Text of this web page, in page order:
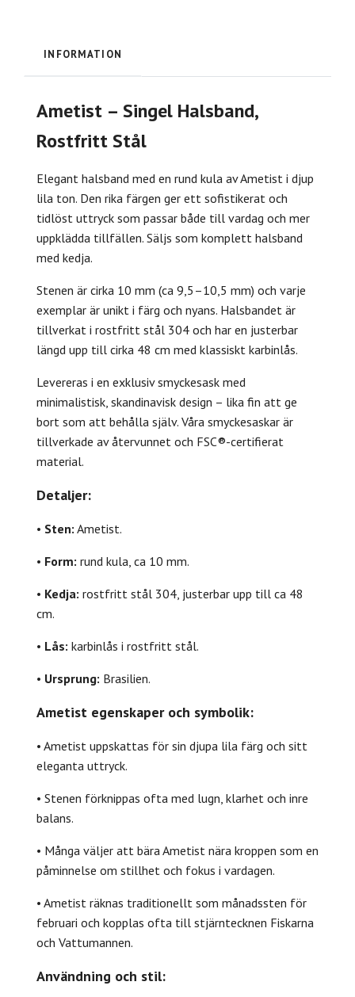
INFORMATION
Ametist – Singel Halsband,
Rostfritt Stål
Elegant halsband med en rund kula av Ametist i djup
lila ton. Den rika färgen ger ett sofistikerat och
tidlöst uttryck som passar både till vardag och mer
uppklädda tillfällen. Säljs som komplett halsband
med kedja.
Stenen är cirka 10 mm (ca 9,5–10,5 mm) och varje
exemplar är unikt i färg och nyans. Halsbandet är
tillverkat i rostfritt stål 304 och har en justerbar
längd upp till cirka 48 cm med klassiskt karbinlås.
Levereras i en exklusiv smyckesask med
minimalistisk, skandinavisk design – lika fin att ge
bort som att behålla själv. Våra smyckesaskar är
tillverkade av återvunnet och FSC®-certifierat
material.
Detaljer:
• Sten: Ametist.
• Form: rund kula, ca 10 mm.
• Kedja: rostfritt stål 304, justerbar upp till ca 48
cm.
• Lås: karbinlås i rostfritt stål.
• Ursprung: Brasilien.
Ametist egenskaper och symbolik:
• Ametist uppskattas för sin djupa lila färg och sitt
eleganta uttryck.
• Stenen förknippas ofta med lugn, klarhet och inre
balans.
• Många väljer att bära Ametist nära kroppen som en
påminnelse om stillhet och fokus i vardagen.
• Ametist räknas traditionellt som månadssten för
februari och kopplas ofta till stjärntecknen Fiskarna
och Vattumannen.
Användning och stil: